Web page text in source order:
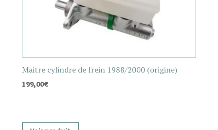
Maitre cylindre de frein 1988/2000 (origine)
199,00€